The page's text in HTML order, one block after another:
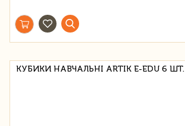
КУБИКИ НАВЧАЛЬНІ ARTIK E-EDU 6 ШТ.